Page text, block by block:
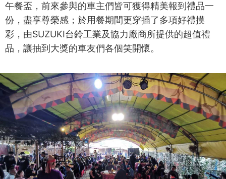
午餐盃，前來參與的車主們皆可獲得精美報到禮品一
份，盡享尊榮感；於用餐期間更穿插了多項好禮摸
彩，由SUZUKI台鈴工業及協力廠商所提供的超值禮
品，讓抽到大獎的車友們各個笑開懷。